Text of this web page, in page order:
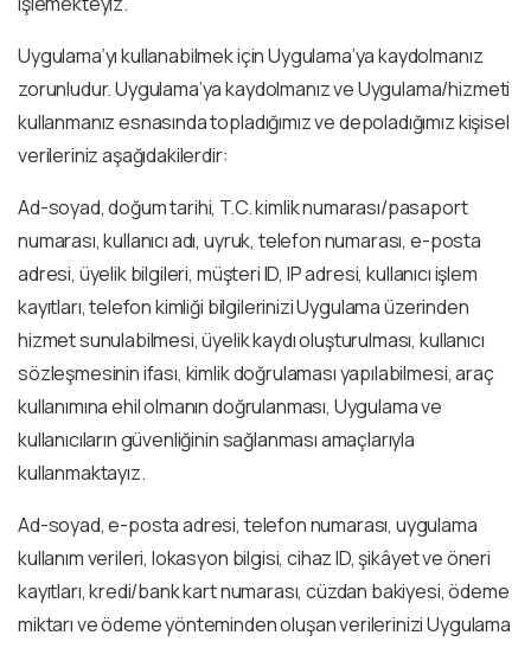
Uygulama’yı kullanabilmek için Uygulama’ya kaydolmanız
zorunludur. Uygulama’ya kaydolmanız ve Uygulama/hizmeti
kullanmanız esnasında topladığımız ve depoladığımız kişisel
verileriniz aşağıdakilerdir:
Ad-soyad, doğum tarihi, T.C. kimlik numarası/pasaport
numarası, kullanıcı adı, uyruk, telefon numarası, e-posta
adresi, üyelik bilgileri, müşteri ID, IP adresi, kullanıcı işlem
kayıtları, telefon kimliği bilgilerinizi Uygulama üzerinden
hizmet sunulabilmesi, üyelik kaydı oluşturulması, kullanıcı
sözleşmesinin ifası, kimlik doğrulaması yapılabilmesi, araç
kullanımına ehil olmanın doğrulanması, Uygulama ve
kullanıcıların güvenliğinin sağlanması amaçlarıyla
kullanmaktayız.
Ad-soyad, e-posta adresi, telefon numarası, uygulama
kullanım verileri, lokasyon bilgisi, cihaz ID, şikâyet ve öneri
kayıtları, kredi/bank kart numarası, cüzdan bakiyesi, ödeme
miktarı ve ödeme yönteminden oluşan verilerinizi Uygulama